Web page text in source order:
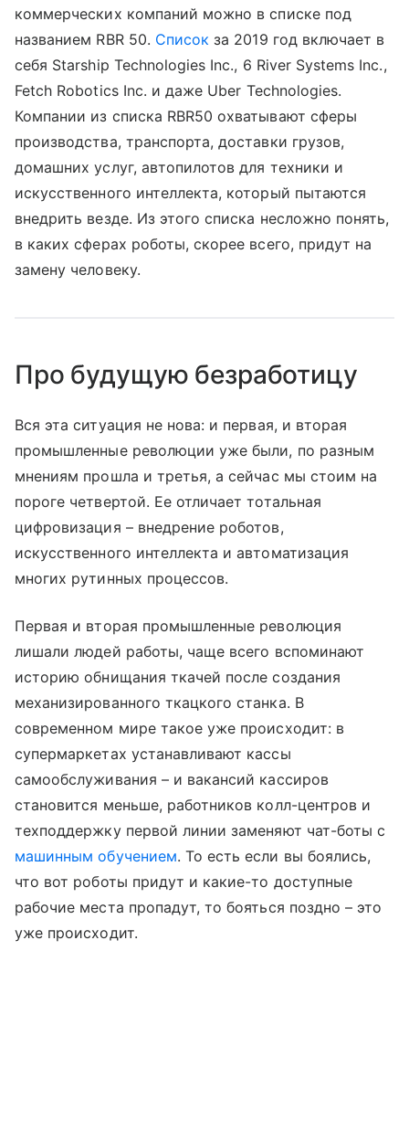
коммерческих компаний можно в списке под
названием RBR 50. Список за 2019 год включает в
себя Starship Technologies Inc., 6 River Systems Inc.,
Fetch Robotics Inc. и даже Uber Technologies.
Компании из списка RBR50 охватывают сферы
производства, транспорта, доставки грузов,
домашних услуг, автопилотов для техники и
искусственного интеллекта, который пытаются
внедрить везде. Из этого списка несложно понять,
в каких сферах роботы, скорее всего, придут на
замену человеку.
Про будущую безработицу
Вся эта ситуация не нова: и первая, и вторая
промышленные революции уже были, по разным
мнениям прошла и третья, а сейчас мы стоим на
пороге четвертой. Ее отличает тотальная
цифровизация – внедрение роботов,
искусственного интеллекта и автоматизация
многих рутинных процессов.
Первая и вторая промышленные революция
лишали людей работы, чаще всего вспоминают
историю обнищания ткачей после создания
механизированного ткацкого станка. В
современном мире такое уже происходит: в
супермаркетах устанавливают кассы
самообслуживания – и вакансий кассиров
становится меньше, работников колл-центров и
техподдержку первой линии заменяют чат-боты с
машинным обучением. То есть если вы боялись,
что вот роботы придут и какие-то доступные
рабочие места пропадут, то бояться поздно – это
уже происходит.